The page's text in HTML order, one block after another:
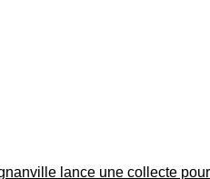
lance une collecte